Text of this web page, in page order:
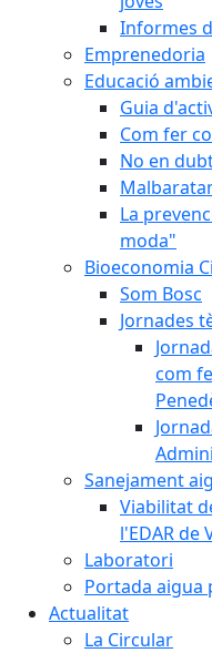
Informes
Emprenedoria
Educació
Guia
Com fer
No en
La
moda"
Bioeconomia
Som Bosc
Jornades
com
Sanejament
Viabilitat
l'EDAR de
Laboratori
Portada aigua
Actualitat
La Circular